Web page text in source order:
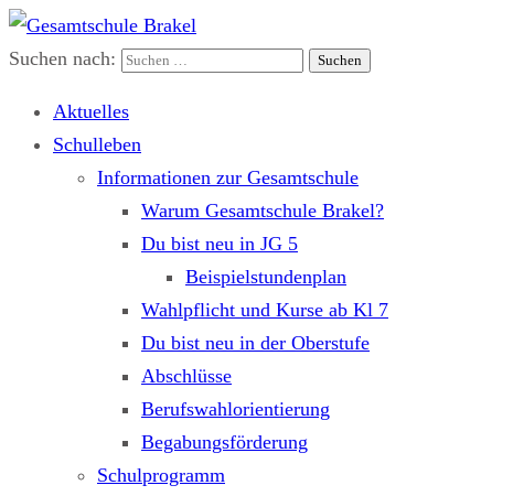
Gesamtschule Brakel
Gemeinsam.Erfolgreich.Bewegt.
Suchen nach:
Aktuelles
Schulleben
Informationen zur Gesamtschule
Warum Gesamtschule Brakel?
Du bist neu in JG 5
Beispielstundenplan
Wahlpflicht und Kurse ab Kl 7
Du bist neu in der Oberstufe
Abschlüsse
Berufswahlorientierung
Begabungsförderung
Schulprogramm